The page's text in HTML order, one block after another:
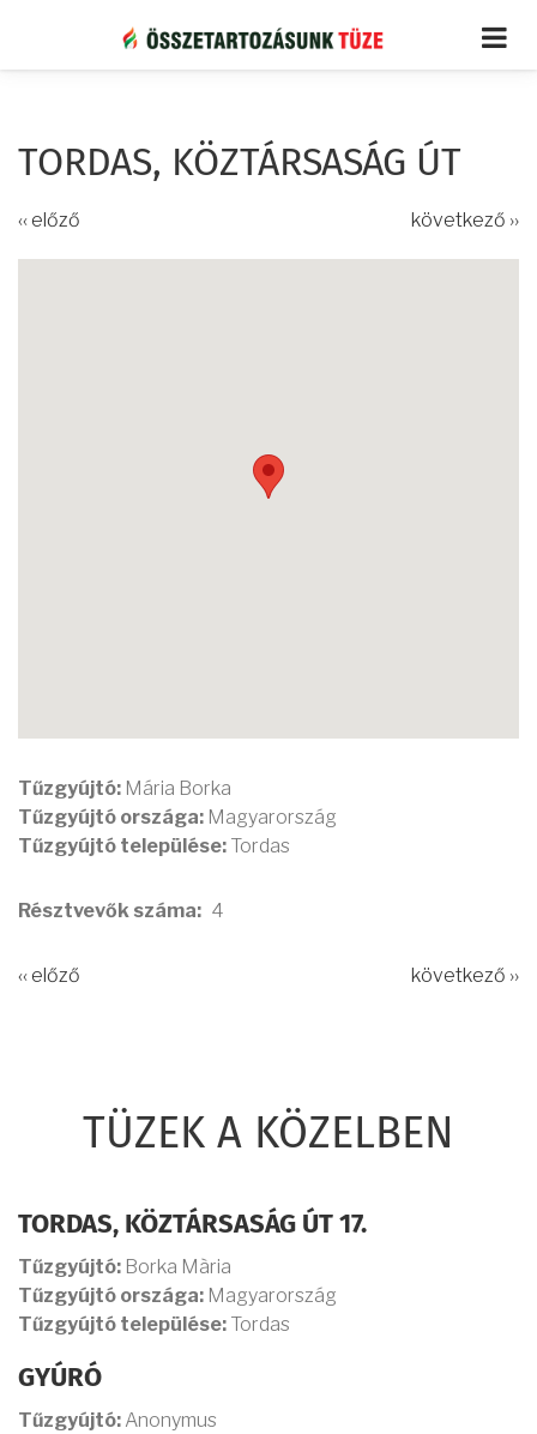
tartalomra
TORDAS, KÖZTÁRSASÁG ÚT
‹‹ előző következő ››
Tűzgyújtó: Mária Borka
Tűzgyújtó országa: Magyarország
Tűzgyújtó települése: Tordas
Résztvevők száma 4
‹‹ előző következő ››
TÜZEK A KÖZELBEN
TORDAS, KÖZTÁRSASÁG ÚT 17.
Tűzgyújtó: Borka Mària
Tűzgyújtó országa: Magyarország
Tűzgyújtó települése: Tordas
GYÚRÓ
Tűzgyújtó: Anonymus